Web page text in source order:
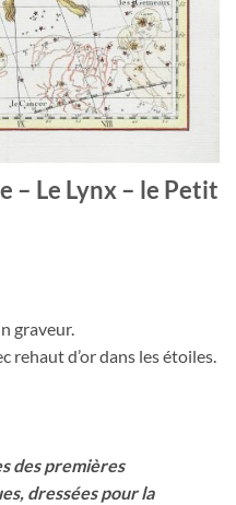
– Le Lynx – le Petit
graveur.
rehaut d’or dans les étoiles.
des premières
dressées pour la